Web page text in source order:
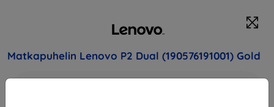
Matkapuhelin Lenovo P2 Dual (190576191001) Gold